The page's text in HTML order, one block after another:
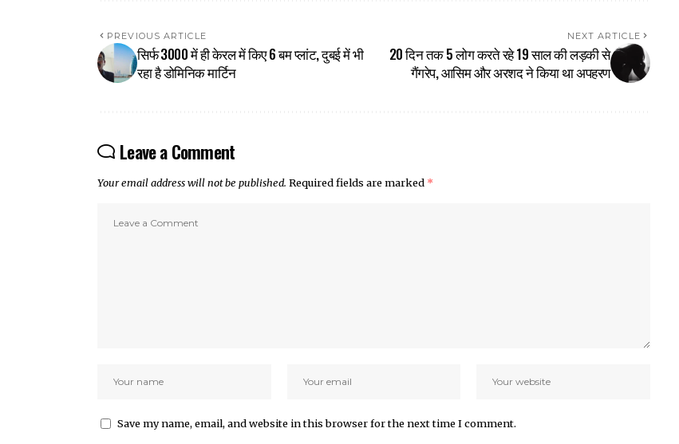
PREVIOUS ARTICLE
सिर्फ ₹3000 में ही केरल में किए 6 बम प्लांट, दुबई में भी
रहा है डोमिनिक मार्टिन
NEXT ARTICLE
20 दिन तक 5 लोग करते रहे 19 साल की लड़की से
गैंगरेप, आसिम और अरशद ने किया था अपहरण
Leave a Comment
Your email address will not be published. Required fields are marked *
Save my name, email, and website in this browser for the next time I comment.